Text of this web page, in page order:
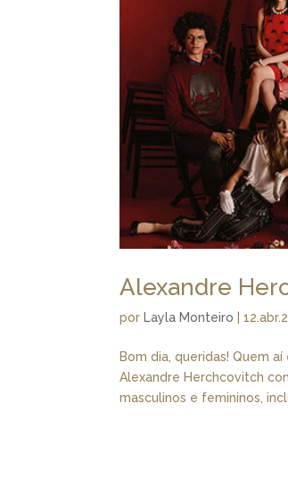
Alexandre
por Layla Monteiro |
Bom dia, queridas! Quem
Alexandre Herchcovitch
masculinos e femininos,